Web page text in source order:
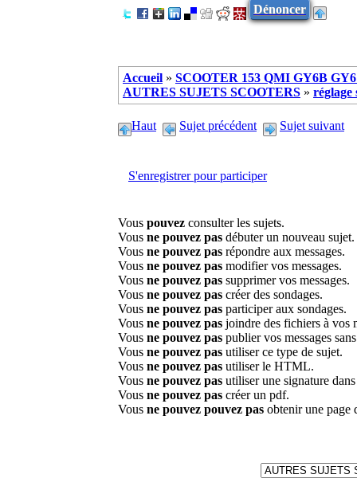
Dénoncer
Accueil » SCOOTER 153 QMI GY6B
AUTRES SUJETS SCOOTERS » réglage
Haut Sujet précédent Sujet suivant
S'enregistrer pour participer
Vous pouvez consulter les sujets.
Vous ne pouvez pas débuter un nouveau sujet.
Vous ne pouvez pas répondre aux messages.
Vous ne pouvez pas modifier vos messages.
Vous ne pouvez pas supprimer vos messages.
Vous ne pouvez pas créer des sondages.
Vous ne pouvez pas participer aux sondages.
Vous ne pouvez pas joindre des fichiers à vos
Vous ne pouvez pas publier vos messages
Vous ne pouvez pas utiliser ce type de sujet.
Vous ne pouvez pas utiliser le HTML.
Vous ne pouvez pas utiliser une signature
Vous ne pouvez pas créer un pdf.
Vous ne pouvez pouvez pas obtenir une page